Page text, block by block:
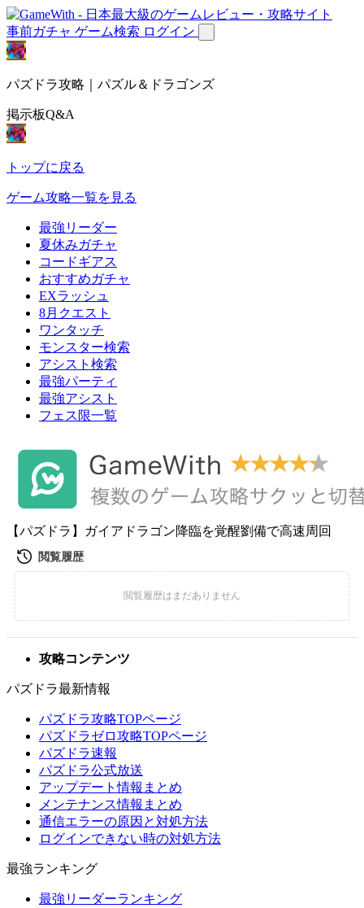
事前ガチャ ゲーム検索 ログイン
パズドラ攻略｜パズル＆ドラゴンズ
掲示板Q&A
トップに戻る
ゲーム攻略一覧を見る
最強リーダー
夏休みガチャ
コードギアス
おすすめガチャ
EXラッシュ
8月クエスト
ワンタッチ
モンスター検索
アシスト検索
最強パーティ
最強アシスト
フェス限一覧
【パズドラ】ガイアドラゴン降臨を覚醒劉備で高速周回
攻略コンテンツ
パズドラ最新情報
パズドラ攻略TOPページ
パズドラゼロ攻略TOPページ
パズドラ速報
パズドラ公式放送
アップデート情報まとめ
メンテナンス情報まとめ
通信エラーの原因と対処方法
ログインできない時の対処方法
最強ランキング
最強リーダーランキング